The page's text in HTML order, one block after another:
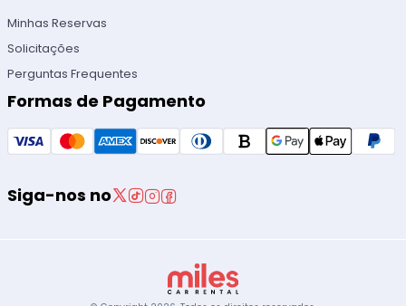
Minhas Reservas
Solicitações
Perguntas Frequentes
Formas de Pagamento
Siga-nos no